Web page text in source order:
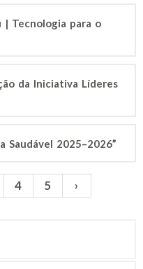
| Tecnologia para o
da Iniciativa Líderes
Saudável 2025–2026”
4 5 ›